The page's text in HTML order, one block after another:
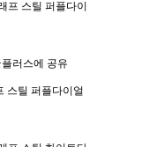
스틸 퍼플다이얼